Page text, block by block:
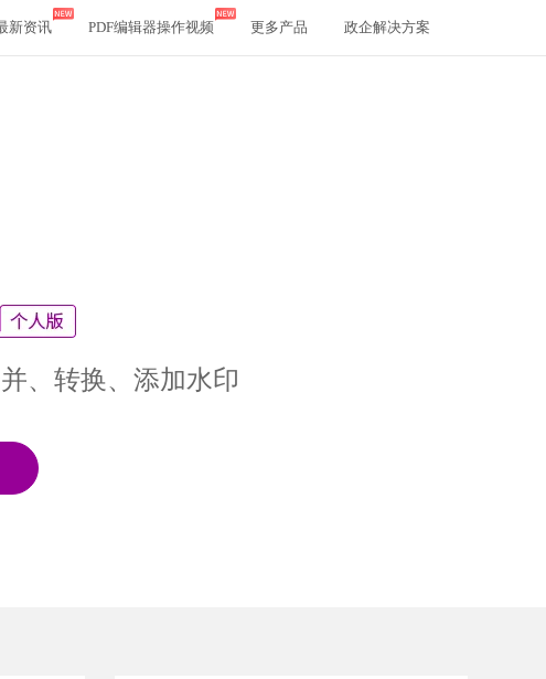
新资讯 PDF编辑器操作视频 更多产品 政企解决方案
、转换、添加水印